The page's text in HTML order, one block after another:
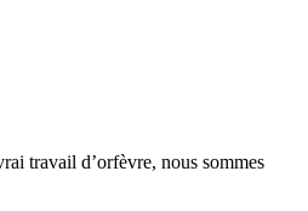
travail d’orfèvre, nous sommes